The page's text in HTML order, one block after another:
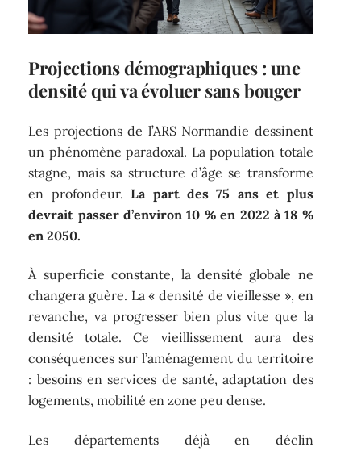
Projections démographiques : une
densité qui va évoluer sans bouger
Les projections de l’ARS Normandie dessinent
un phénomène paradoxal. La population totale
stagne, mais sa structure d’âge se transforme
en profondeur.La part des 75 ans et plus
devrait passer d’environ 10 % en 2022 à 18 %
en 2050.
À superficie constante, la densité globale ne
changera guère. La « densité de vieillesse », en
revanche, va progresser bien plus vite que la
densité totale. Ce vieillissement aura des
conséquences sur l’aménagement du territoire
: besoins en services de santé, adaptation des
logements, mobilité en zone peu dense.
Les départements déjà en déclin